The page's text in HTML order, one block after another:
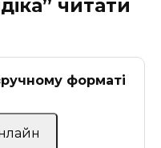
читати
форматі